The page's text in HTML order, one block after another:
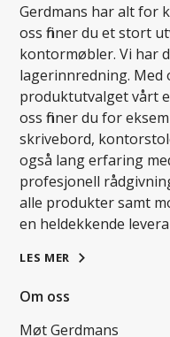
Gerdmans har alt for
oss finner du et stort
kontormøbler. Vi har
lagerinnredning. Med
produktutvalget vårt
oss finner du for
skrivebord,
også lang erfaring
profesjonell
alle produkter samt
en heldekkende
LES MER
Om oss
Møt Gerdmans